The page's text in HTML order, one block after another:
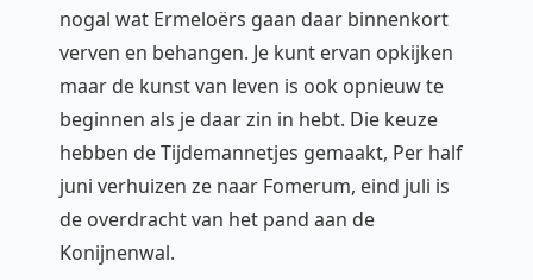
nogal wat Ermeloërs gaan daar binnenkort
verven en behangen. Je kunt ervan opkijken
maar de kunst van leven is ook opnieuw te
beginnen als je daar zin in hebt. Die keuze
hebben de Tijdemannetjes gemaakt, Per half
juni verhuizen ze naar Fomerum, eind juli is
de overdracht van het pand aan de
Konijnenwal.